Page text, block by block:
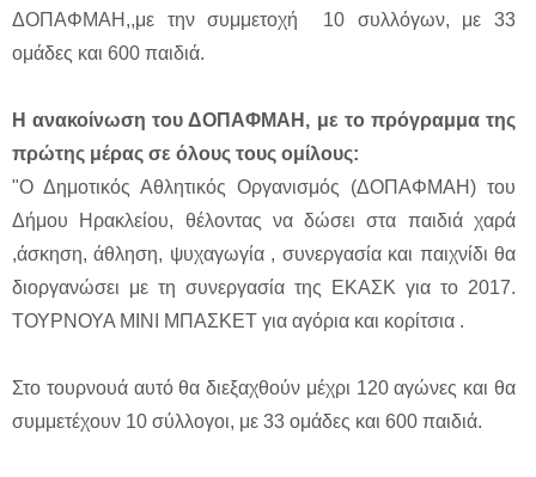
ΔΟΠΑΦΜΑΗ,,με την συμμετοχή 10 συλλόγων, με 33
ομάδες και 600 παιδιά.
Η ανακοίνωση του ΔΟΠΑΦΜΑΗ, με το πρόγραμμα της
πρώτης μέρας σε όλους τους ομίλους:
"Ο Δημοτικός Αθλητικός Οργανισμός (ΔΟΠΑΦΜΑΗ) του
Δήμου Ηρακλείου, θέλοντας να δώσει στα παιδιά χαρά
,άσκηση, άθληση, ψυχαγωγία , συνεργασία και παιχνίδι θα
διοργανώσει με τη συνεργασία της ΕΚΑΣΚ για το 2017.
ΤΟΥΡΝΟΥΑ ΜΙΝΙ ΜΠΑΣΚΕΤ για αγόρια και κορίτσια .
Στο τουρνουά αυτό θα διεξαχθούν μέχρι 120 αγώνες και θα
συμμετέχουν 10 σύλλογοι, με 33 ομάδες και 600 παιδιά.